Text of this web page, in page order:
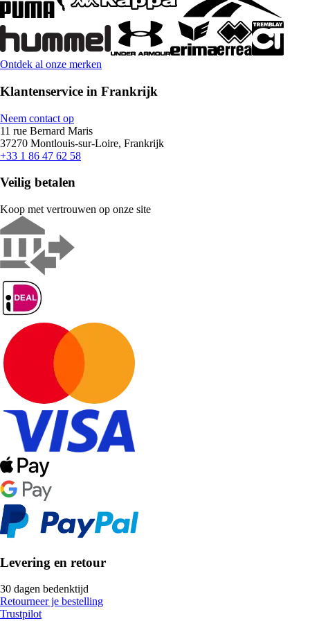
Ontdek al onze merken
Klantenservice in Frankrijk
Neem contact op
11 rue Bernard Maris
37270 Montlouis-sur-Loire, Frankrijk
+33 1 86 47 62 58
Veilig betalen
Koop met vertrouwen op onze site
Levering en retour
30 dagen bedenktijd
Retourneer je bestelling
Trustpilot